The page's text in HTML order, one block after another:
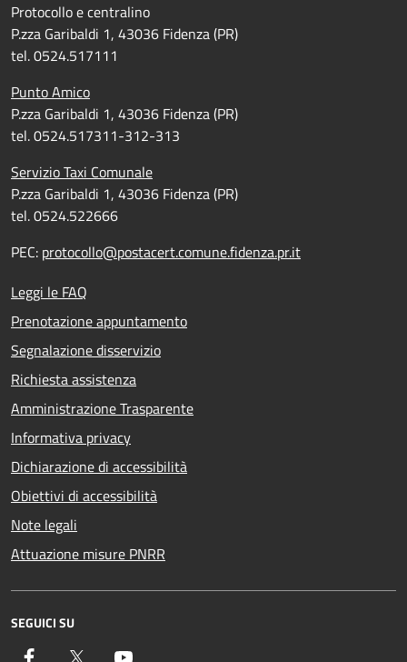
Protocollo e centralino
P.zza Garibaldi 1, 43036 Fidenza (PR)
tel. 0524.517111
Punto Amico
P.zza Garibaldi 1, 43036 Fidenza (PR)
tel. 0524.517311-312-313
Servizio Taxi Comunale
P.zza Garibaldi 1, 43036 Fidenza (PR)
tel. 0524.522666
PEC: protocollo@postacert.comune.fidenza.pr.it
Leggi le FAQ
Prenotazione appuntamento
Segnalazione disservizio
Richiesta assistenza
Amministrazione Trasparente
Informativa privacy
Dichiarazione di accessibilità
Obiettivi di accessibilità
Note legali
Attuazione misure PNRR
SEGUICI SU
Facebook Twitter